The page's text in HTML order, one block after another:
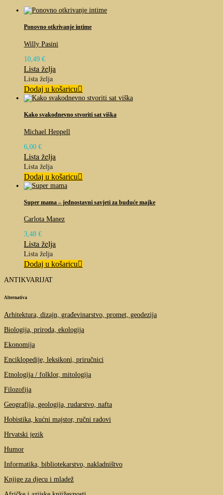
Ponovno otkrivanje intime
Willy Pasini
10,49 €
Lista želja
Lista želja
Dodaj u košaricu
Kako svakodnevno stvoriti sat viška
Michael Heppell
6,00 €
Lista želja
Lista želja
Dodaj u košaricu
Super mama – jednostavni savjeti za buduće majke
Carlota Manez
3,48 €
Lista želja
Lista želja
Dodaj u košaricu
ANTIKVARIJAT
Alternativa
Arhitektura, dizajn, građevinarstvo, promet, geodezija
Biologija, priroda, ekologija
Ekonomija
Enciklopedije, leksikoni, priručnici
Etnologija / folklor, mitologija
Filozofija
Geografija, geologija, rudarstvo, nafta
Hobistika, kućni majstor, ručni radovi
Hrvatski jezik
Humor
Informatika, bibliotekarstvo, nakladništvo
Knjige za djecu i mladež